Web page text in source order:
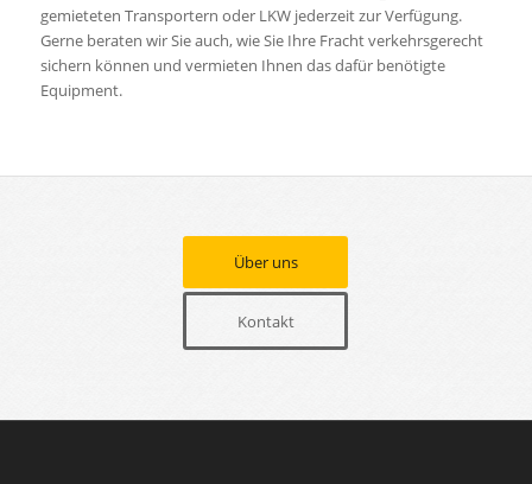
gemieteten Transportern oder LKW jederzeit zur Verfügung.
Gerne beraten wir Sie auch, wie Sie Ihre Fracht verkehrsgerecht
sichern können und vermieten Ihnen das dafür benötigte
Equipment.
Über uns
Kontakt